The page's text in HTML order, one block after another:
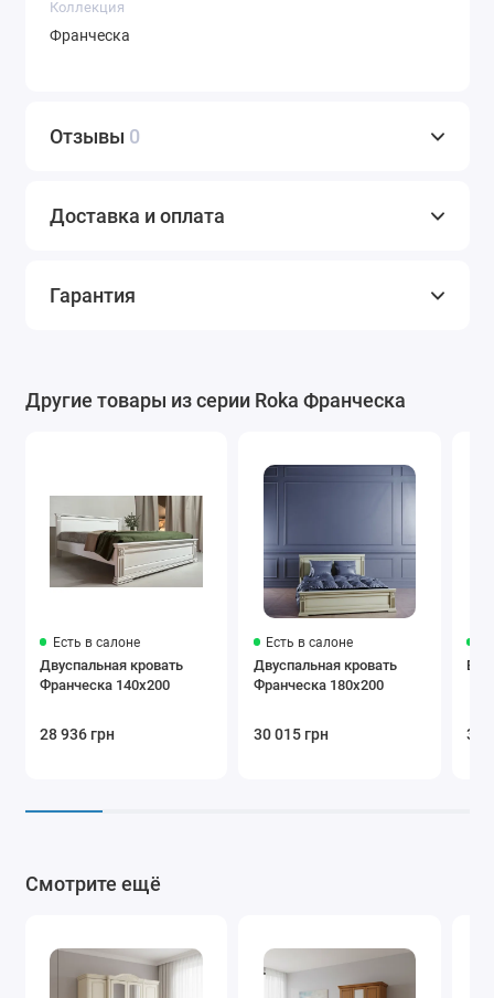
Коллекция
Франческа
Отзывы 0
Доставка и оплата
Гарантия
Другие товары из серии Roka Франческа
Есть в салоне
Двуспальная кровать
Франческа 140x200
28 936 грн
Есть в салоне
Двуспальная кровать
Франческа 180x200
30 015 грн 32
Смотрите ещё